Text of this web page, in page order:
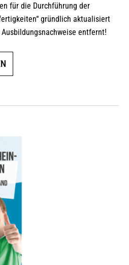
für die Durchführung der
gründlich aktualisiert
entfernt!
Die
Optionen
können
der
Produktseite
werden